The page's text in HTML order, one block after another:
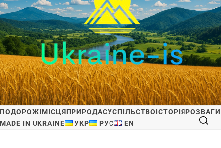
UKRAINE-IS
ПОДОРОЖI ПО УКРАЇНІ
ПОДОРОЖІМІСЦЯПРИРОДАСУСПІЛЬСТВОІСТОРІЯРОЗВАГИ
MADE IN UKRAINE
УКР РУС EN